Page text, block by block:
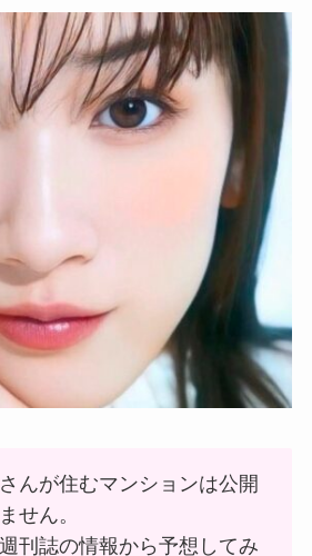
んが住むマンションは公開
せん。
刊誌の情報から予想してみ